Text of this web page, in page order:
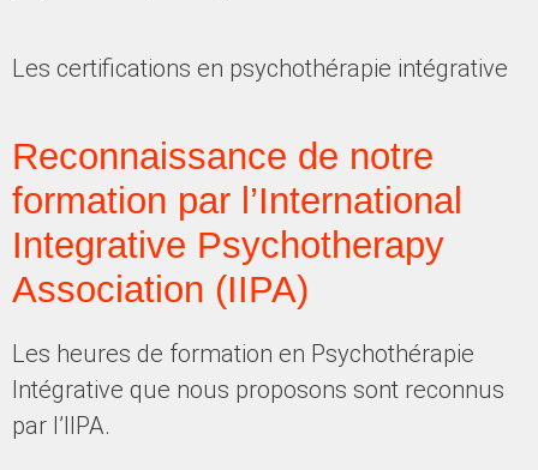
Les certifications en psychothérapie intégrative
Reconnaissance de notre
formation par l’International
Integrative Psychotherapy
Association (IIPA)
Les heures de formation en Psychothérapie
Intégrative que nous proposons sont reconnus
par l’IIPA.